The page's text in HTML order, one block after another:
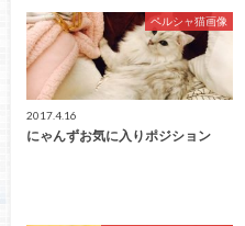
ペルシャ猫画像
2017.4.16
にゃんずお気に入りポジション